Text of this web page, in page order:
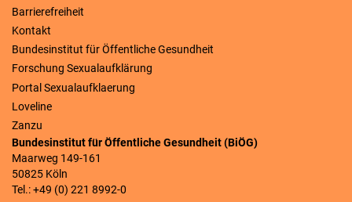
Barrierefreiheit
Kontakt
Bundesinstitut für Öffentliche Gesundheit
Forschung Sexualaufklärung
Portal Sexualaufklaerung
Loveline
Zanzu
Bundesinstitut für Öffentliche Gesundheit (BiÖG)
Maarweg 149-161
50825 Köln
Tel.: +49 (0) 221 8992-0